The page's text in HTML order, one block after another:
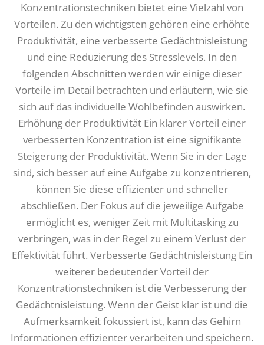
Konzentrationstechniken bietet eine Vielzahl von
Vorteilen. Zu den wichtigsten gehören eine erhöhte
Produktivität, eine verbesserte Gedächtnisleistung
und eine Reduzierung des Stresslevels. In den
folgenden Abschnitten werden wir einige dieser
Vorteile im Detail betrachten und erläutern, wie sie
sich auf das individuelle Wohlbefinden auswirken.
Erhöhung der Produktivität Ein klarer Vorteil einer
verbesserten Konzentration ist eine signifikante
Steigerung der Produktivität. Wenn Sie in der Lage
sind, sich besser auf eine Aufgabe zu konzentrieren,
können Sie diese effizienter und schneller
abschließen. Der Fokus auf die jeweilige Aufgabe
ermöglicht es, weniger Zeit mit Multitasking zu
verbringen, was in der Regel zu einem Verlust der
Effektivität führt. Verbesserte Gedächtnisleistung Ein
weiterer bedeutender Vorteil der
Konzentrationstechniken ist die Verbesserung der
Gedächtnisleistung. Wenn der Geist klar ist und die
Aufmerksamkeit fokussiert ist, kann das Gehirn
Informationen effizienter verarbeiten und speichern.